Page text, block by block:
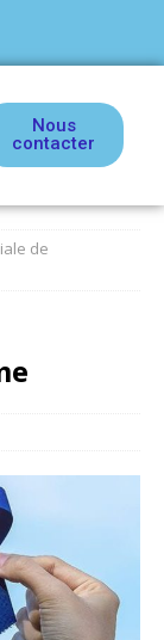
Nous
contacter
de